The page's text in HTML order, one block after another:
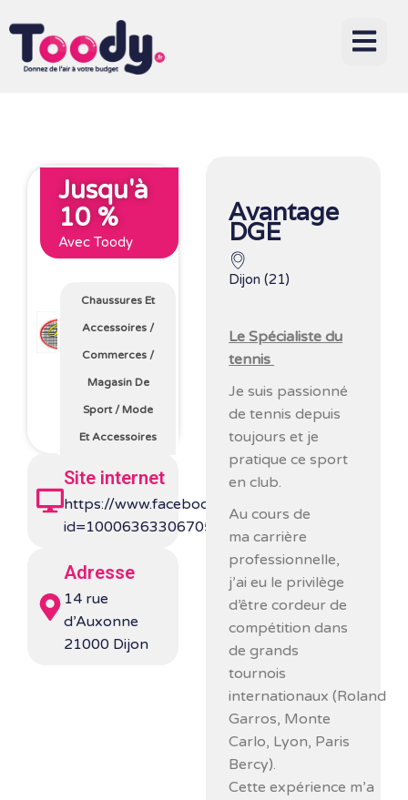
Jusqu'à
10 %
Avec Toody
Chaussures Et
Accessoires /
Commerces /
Magasin De
Sport/Mode
Et Accessoires
Site internet
https://www.facebook.com/profile.php?
id=100063633067057
Adresse
14 rue
d’Auxonne
21000 Dijon
Avantage
DGE
Dijon (21)
Le Spécialiste du
tennis
Je suis passionné
de tennis depuis
toujours et je
pratique ce sport
en club.
Au cours de
ma carrière
professionnelle,
j’ai eu le privilège
d’être cordeur de
compétition dans
de grands
tournois
internationaux (Roland
Garros, Monte
Carlo, Lyon, Paris
Bercy).
Cette expérience m’a